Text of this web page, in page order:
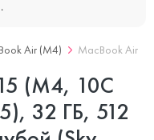
Air (M4) MacBook Air
(M4, 10C
32 ГБ, 512